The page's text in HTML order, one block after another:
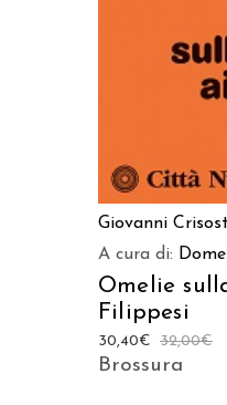
Giovanni
A cura di:
Omelie
Filippesi
32,00€
30,40€
Brossura